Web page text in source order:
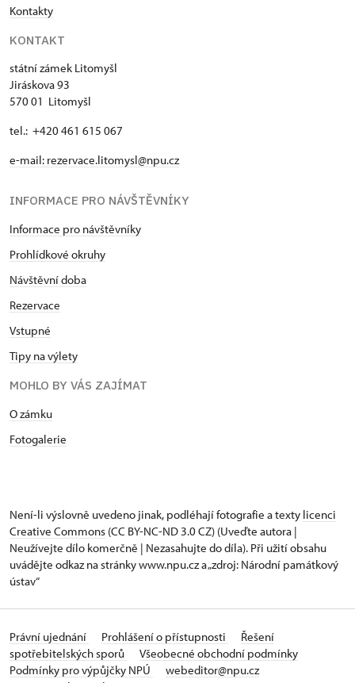
Kontakty
KONTAKT
státní zámek Litomyšl
Jiráskova 93
570 01 Litomyšl
tel.: +420 461 615 067
e-mail: rezervace.litomysl@npu.cz
INFORMACE PRO NÁVŠTĚVNÍKY
Informace pro návštěvníky
Prohlídkové okruhy
Návštěvní doba
Rezervace
Vstupné
Tipy na výlety
MOHLO BY VÁS ZAJÍMAT
O zámku
Fotogalerie
Není-li výslovně uvedeno jinak, podléhají fotografie a texty licenci
Creative Commons (CC BY-NC-ND 3.0 CZ) (Uveďte autora |
Neužívejte dílo komerčně | Nezasahujte do díla). Při užití obsahu
uvádějte odkaz na stránky www.npu.cz a „zdroj: Národní památkový
ústav“
Právní ujednání Prohlášení o přístupnosti
Řešení
spotřebitelských sporů
Všeobecné obchodní podmínky
Podmínky pro výpůjčky NPÚ
webeditor@npu.cz